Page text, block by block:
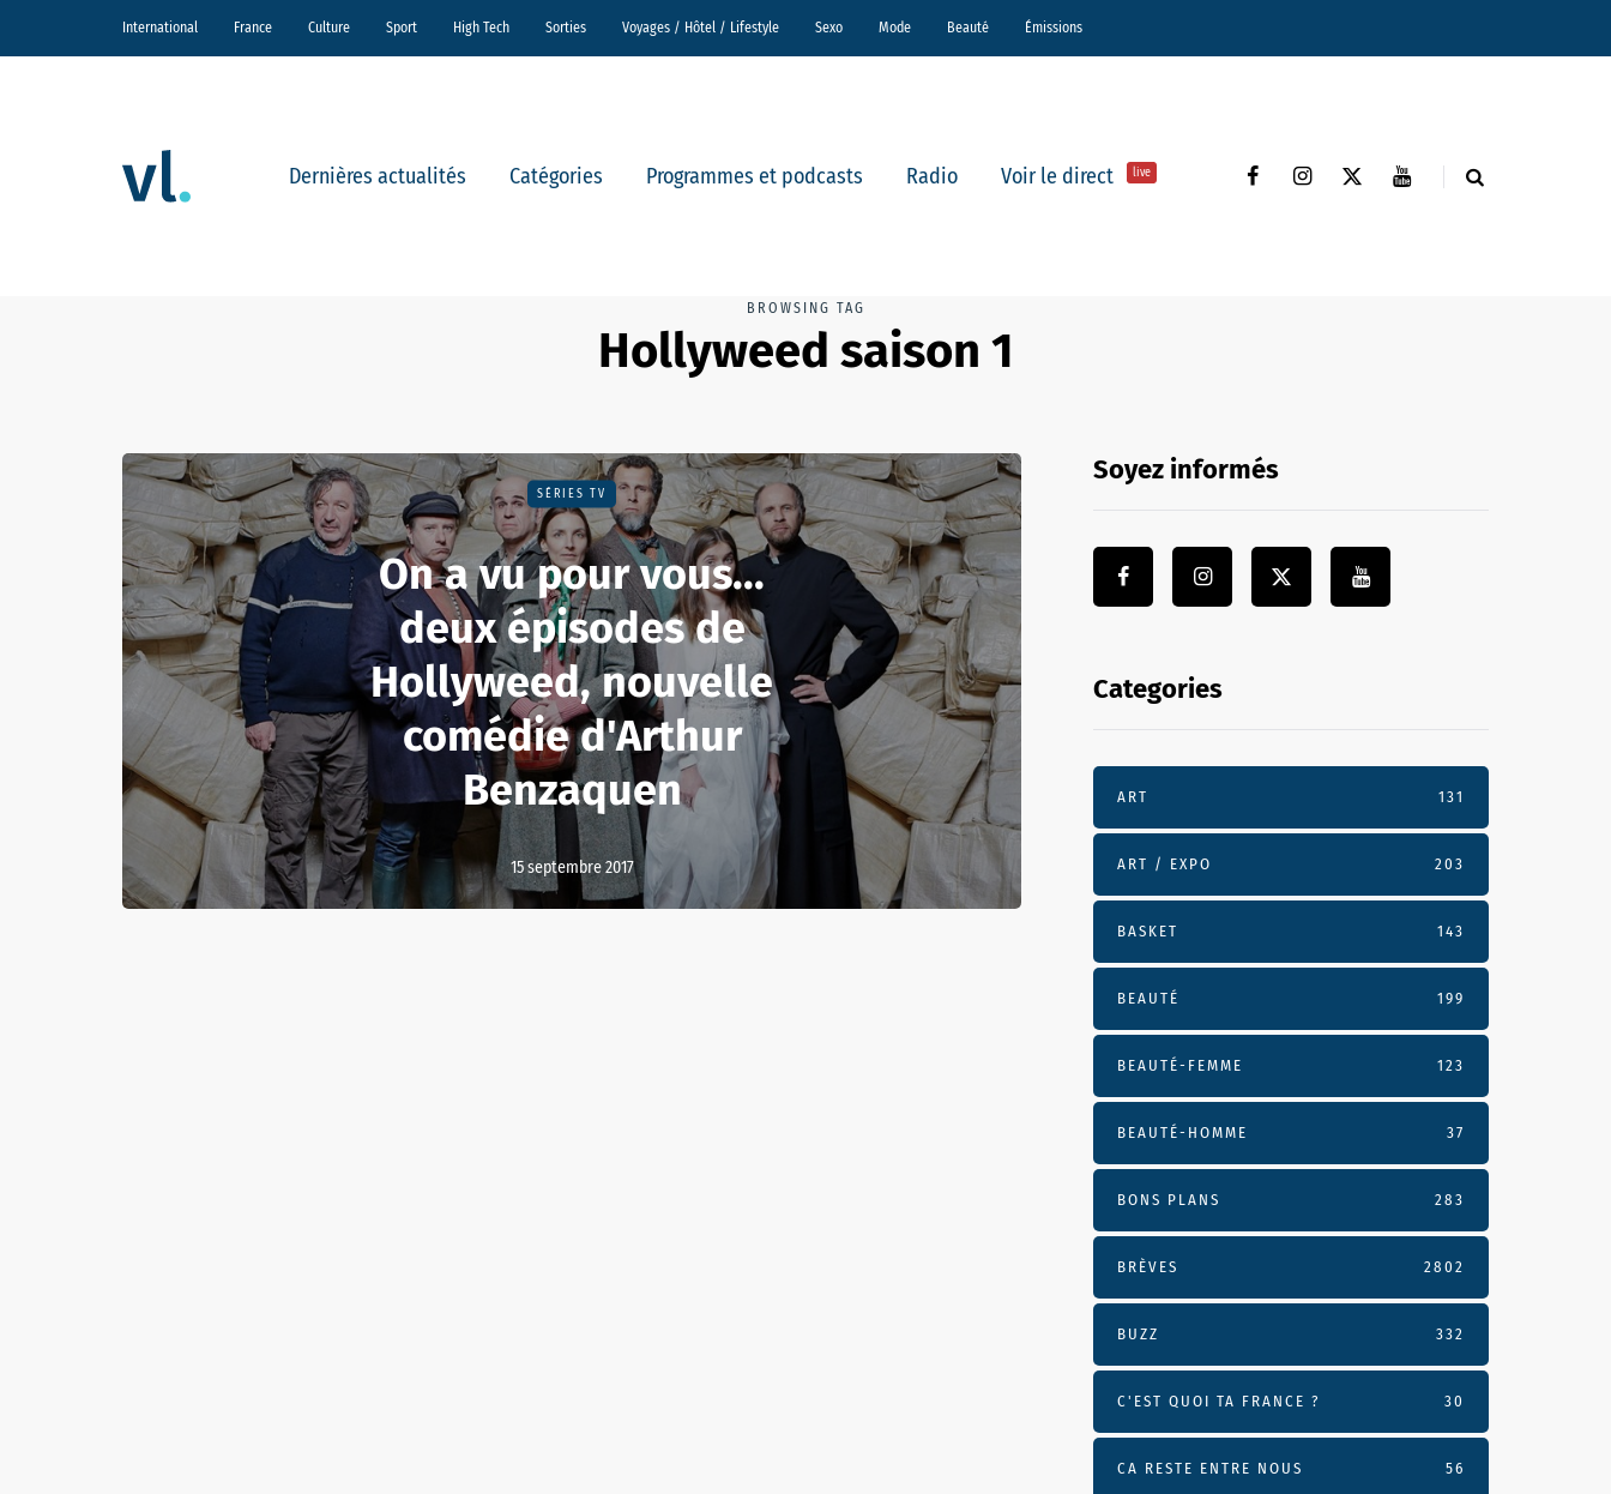
International France Culture Sport High Tech Sorties Voyages / Hôtel / Lifestyle Sexo Mode Beauté Émissions
Dernières actualités Catégories Programmes et podcasts Radio Voir le direct live
BROWSING TAG
Hollyweed saison 1
SÉRIES TV
On a vu pour vous...
deux épisodes de
Hollyweed, nouvelle
comédie d'Arthur
Benzaquen
15 septembre 2017
Soyez informés
Categories
ART 131
ART / EXPO 203
BASKET 143
BEAUTÉ 199
BEAUTÉ-FEMME 123
BEAUTÉ-HOMME 37
BONS PLANS 283
BRÈVES 2802
BUZZ 332
C'EST QUOI TA FRANCE ? 30
CA RESTE ENTRE NOUS 56